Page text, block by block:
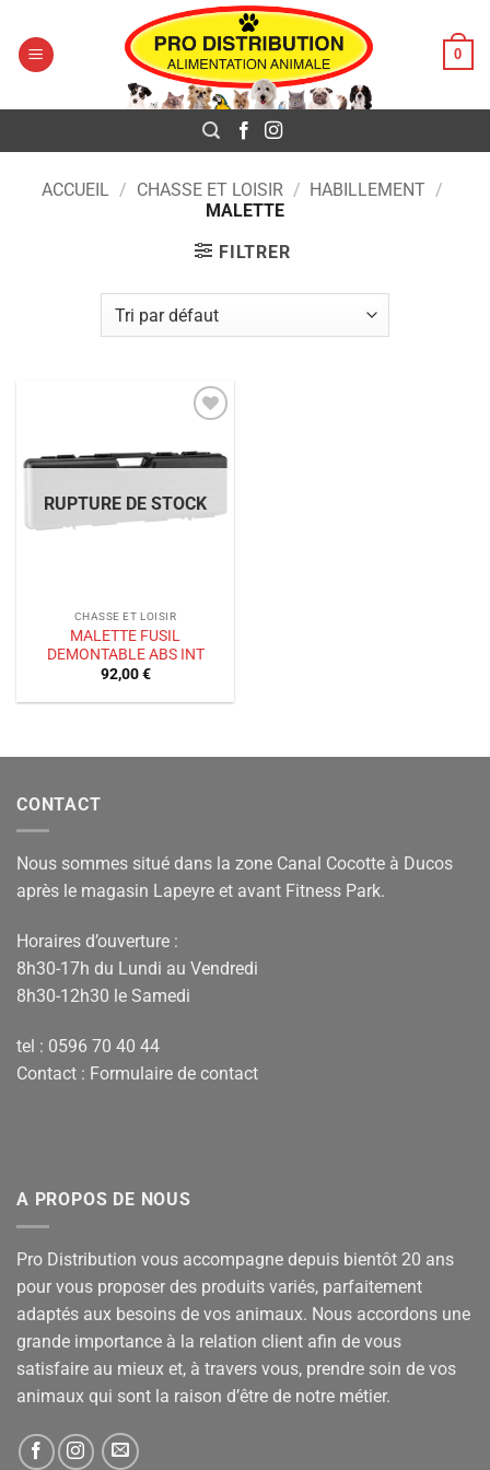
Pro Distribution
contenu
0
ACCUEIL / CHASSE ET LOISIR / HABILLEMENT /
MALETTE
FILTRER
à la liste
de
RUPTURE DE STOCK
CHASSE ET LOISIR
MALETTE FUSIL
DEMONTABLE ABS INT
92,00€
CONTACT
Nous sommes situé dans la zone Canal Cocotte à Ducos
après le magasin Lapeyre et avant Fitness Park.
Horaires d’ouverture :
8h30-17h du Lundi au Vendredi
8h30-12h30 le Samedi
tel : 0596 70 40 44
Contact : Formulaire de contact
A PROPOS DE NOUS
Pro Distribution vous accompagne depuis bientôt 20 ans
pour vous proposer des produits variés, parfaitement
adaptés aux besoins de vos animaux. Nous accordons une
grande importance à la relation client afin de vous
satisfaire au mieux et, à travers vous, prendre soin de vos
animaux qui sont la raison d’être de notre métier.